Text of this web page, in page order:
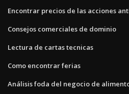
Encontrar precios de las acciones
Consejos comerciales de dominio
Lectura de cartas tecnicas
Como encontrar ferias
Análisis foda del negocio de